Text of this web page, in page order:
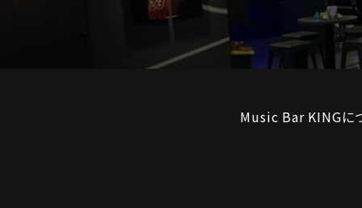
Music Bar KINGに